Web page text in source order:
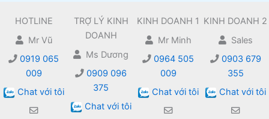
HOTLINE
Mr Vũ
0919 065
009
Chat với tôi
TRỢ LÝ KINH
DOANH
Ms Dương
0909 096
375
Chat với tôi
KINH DOANH 1
Mr Minh
0964 505
009
Chat với tôi
KINH DOANH 2
Sales
0903 679
355
Chat với tôi